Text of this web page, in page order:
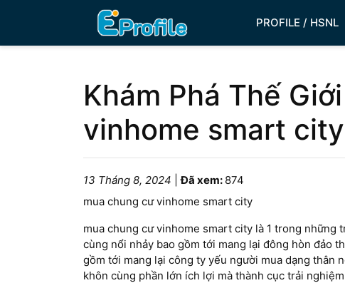
PROFILE / HSNL
Khám Phá Thế
vinhome smart
13 Tháng 8, 2024 |Đã xem: 874
mua chung cư vinhome smart city
mua chung cư vinhome smart city là 1 trong
cùng nổi nhảy bao gồm tới mang lại đông hòn đảo
gồm tới mang lại công ty yếu người mua dạng thân
khôn cùng phần lớn ích lợi mà thành cục trải